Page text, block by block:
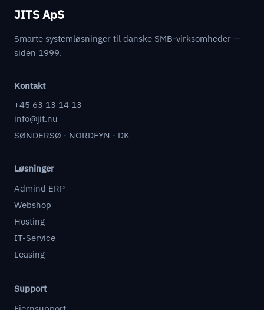
JITS ApS
Smarte systemløsninger til danske SMB-virksomheder —
siden 1999.
Kontakt
+45 63 13 14 13
info@jit.nu
SØNDERSØ · NORDFYN · DK
Løsninger
Admind ERP
Webshop
Hosting
IT-Service
Leasing
Support